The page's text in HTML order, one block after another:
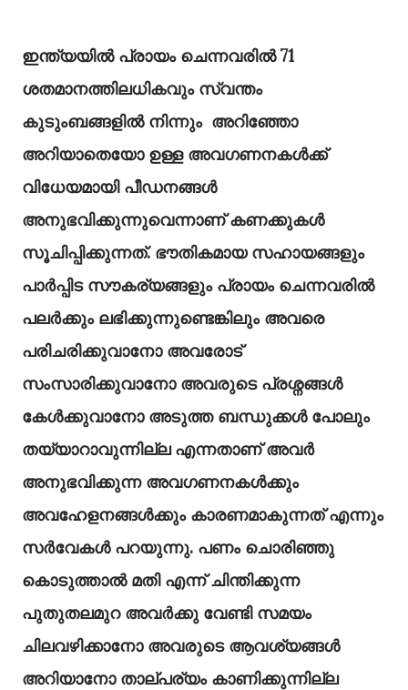
ഇന്ത്യയിൽ പ്രായം ചെന്നവരിൽ 71
ശതമാനത്തിലധികവും സ്വന്തം
കുടുംബങ്ങളിൽ നിന്നും അറിഞ്ഞോ
അറിയാതെയോ ഉള്ള അവഗണനകൾക്ക്
വിധേയമായി പീഡനങ്ങൾ
അനുഭവിക്കുന്നുവെന്നാണ് കണക്കുകൾ
സൂചിപ്പിക്കുന്നത്. ഭൗതികമായ സഹായങ്ങളും
പാർപ്പിട സൗകര്യങ്ങളും പ്രായം ചെന്നവരിൽ
പലർക്കും ലഭിക്കുന്നുണ്ടെങ്കിലും അവരെ
പരിചരിക്കുവാനോ അവരോട്
സംസാരിക്കുവാനോ അവരുടെ പ്രശ്നങ്ങൾ
കേൾക്കുവാനോ അടുത്ത ബന്ധുക്കൾ പോലും
തയ്യാറാവുന്നില്ല എന്നതാണ് അവർ
അനുഭവിക്കുന്ന അവഗണനകൾക്കും
അവഹേളനങ്ങൾക്കും കാരണമാകുന്നത് എന്നും
സർവേകൾ പറയുന്നു. പണം ചൊരിഞ്ഞു
കൊടുത്താൽ മതി എന്ന് ചിന്തിക്കുന്ന
പുതുതലമുറ അവർക്കു വേണ്ടി സമയം
ചിലവഴിക്കാനോ അവരുടെ ആവശ്യങ്ങൾ
അറിയാനോ താല്പര്യം കാണിക്കുന്നില്ല